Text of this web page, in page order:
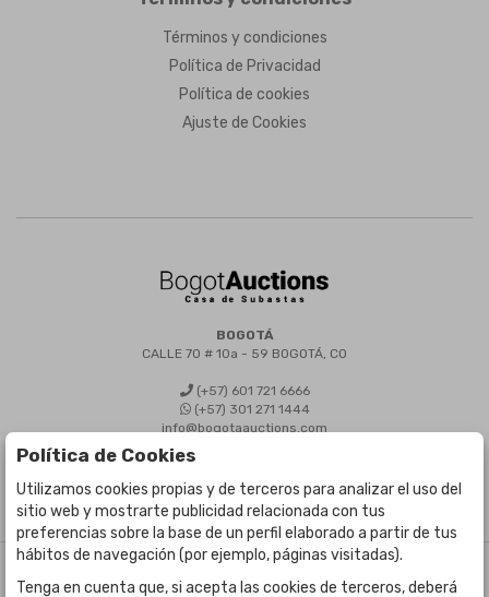
Términos y condiciones
Política de Privacidad
Política de cookies
Ajuste de Cookies
BOGOTÁ
CALLE 70 # 10a - 59 BOGOTÁ, CO
(+57) 601 721 6666
(+57) 301 271 1444
info@bogotaauctions.com
Política de Cookies
Utilizamos cookies propias y de terceros para analizar el uso del
sitio web y mostrarte publicidad relacionada con tus
preferencias sobre la base de un perfil elaborado a partir de tus
hábitos de navegación (por ejemplo, páginas visitadas).
Tenga en cuenta que, si acepta las cookies de terceros, deberá